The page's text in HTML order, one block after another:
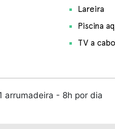
Lareira
Piscina
TV a cabo
arrumadeira - 8h por dia